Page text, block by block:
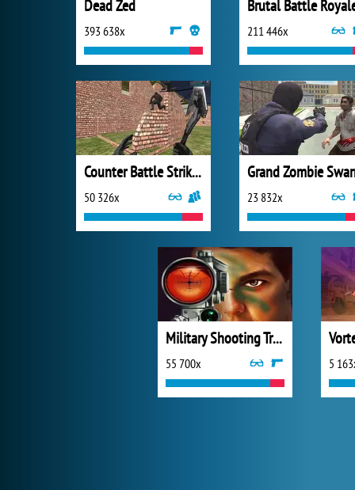
Dead Zed
393 638x
Brutal Battle
211 446x
Counter Battle Strike SWAT
50 326x
Grand Zombie
23 832x
Military Shooting Training
55 700x 5